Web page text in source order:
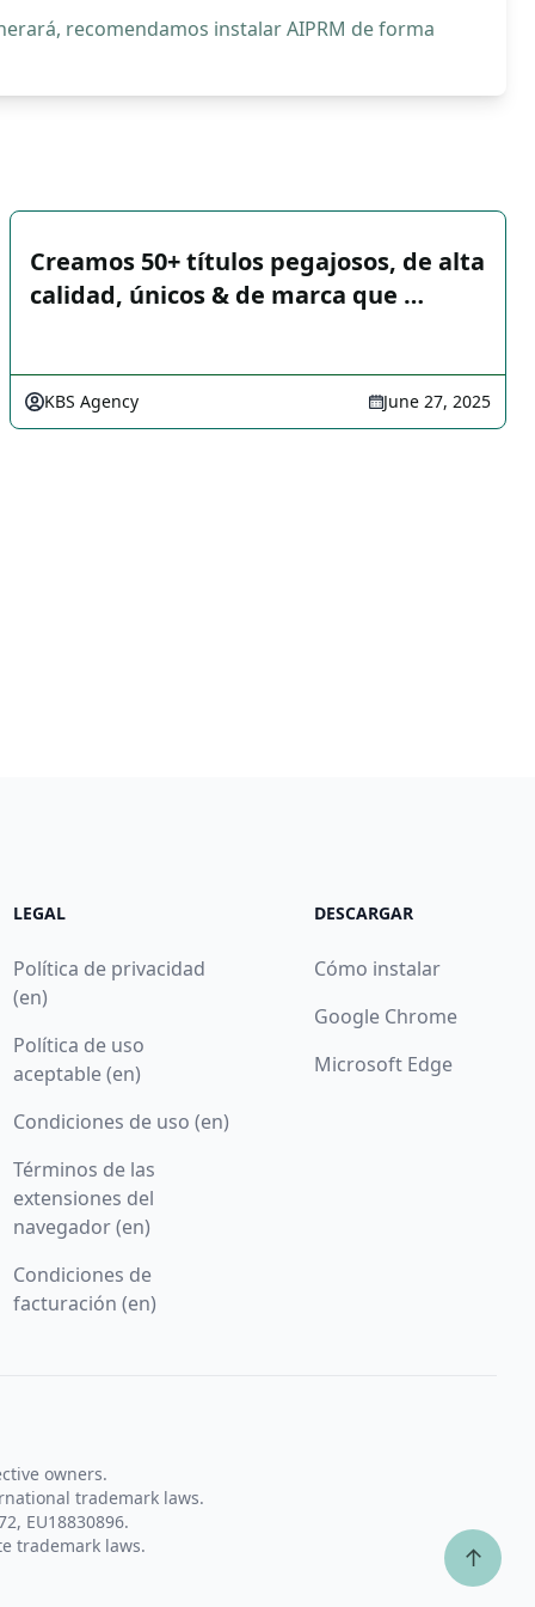
recomendamos instalar AIPRM de forma
Creamos 50+ títulos pegajosos, de alta
calidad, únicos & de marca que …
KBS Agency June 27, 2025
LEGAL
Política de privacidad
(en)
Política de uso
aceptable (en)
Condiciones de uso (en)
Términos de las
extensiones del
navegador (en)
Condiciones de
facturación (en)
DESCARGAR
Cómo instalar
Google Chrome
Microsoft Edge
owners.
trademark laws.
EU18830896.
trademark laws.
↑